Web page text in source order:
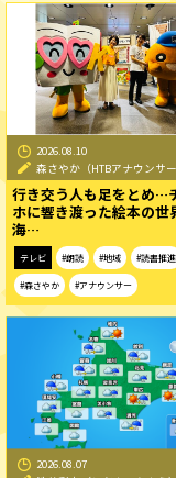
2026.08.10
森さやか（HTBアナウンサー
行き交う人も足をとめ…
ホに響き渡った絵本の世
海…
テレビ #朗読 #地域 #読書推進
#森さやか #アナウンサー
2026.08.07